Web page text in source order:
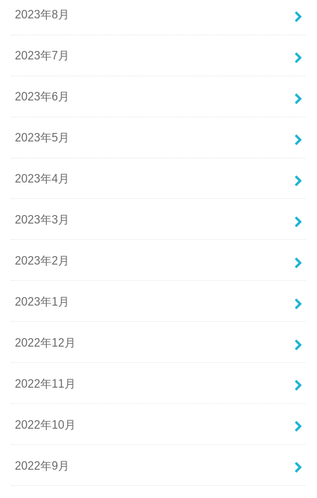
2023年8月
2023年7月
2023年6月
2023年5月
2023年4月
2023年3月
2023年2月
2023年1月
2022年12月
2022年11月
2022年10月
2022年9月